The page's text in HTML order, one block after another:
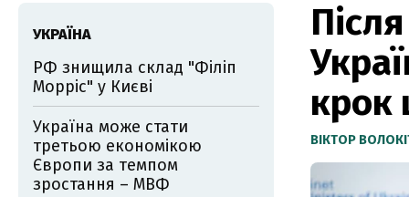
крок
ВІКТОР
УКРАЇНА
РФ знищила склад "Філіп
Морріс" у Києві
Україна може стати
третьою економікою
Європи за темпом
зростання – МВФ